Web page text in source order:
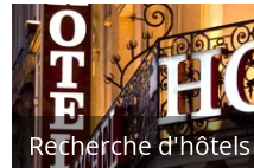
Recherche